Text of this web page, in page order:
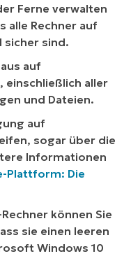
Ferne verwalten
alle Rechner auf
sicher sind.
auf
aller
und Dateien.
auf
sogar über die
Informationen
Plattform: Die
können Sie
sie einen leeren
Windows 10